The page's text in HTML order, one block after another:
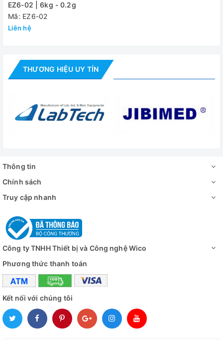
EZ6-02 | 6kg - 0.2g
Mã: EZ6-02
Liên hệ
THƯƠNG HIỆU UY TÍN
Thông tin
Chính sách
Truy cập nhanh
Công ty TNHH Thiết bị và Công nghệ Wico
Phương thức thanh toán
Kết nối với chúng tôi